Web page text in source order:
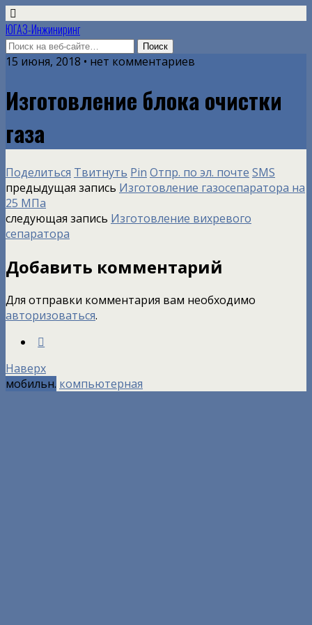
ЮГАЗ-Инжиниринг
15 июня, 2018 • нет комментариев
Изготовление блока очистки
газа
Поделиться Твитнуть Pin Отпр. по эл. почте SMS
предыдущая запись Изготовление газосепаратора на
25 МПа
следующая запись Изготовление вихревого
сепаратора
Добавить комментарий
Для отправки комментария вам необходимо
авторизоваться.
Наверх
мобильн. компьютерная